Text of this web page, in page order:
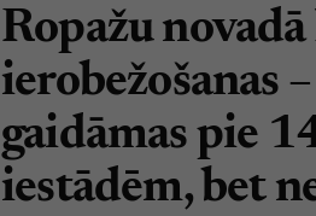
Ropažu
ierobežošanas
gaidāmas pie
iestādēm, bet